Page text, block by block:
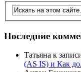
Последние
Татьяна к
(AS IS) и Как